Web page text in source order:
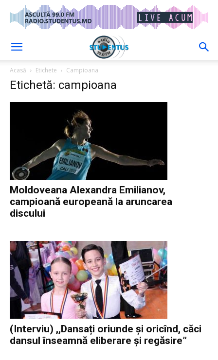
Acasă Etichete Campioana
Etichetă: campioana
Moldoveana Alexandra Emilianov,
campioană europeană la aruncarea
discului
(Interviu) ,,Dansați oriunde și oricînd, căci
dansul înseamnă eliberare și regăsire”